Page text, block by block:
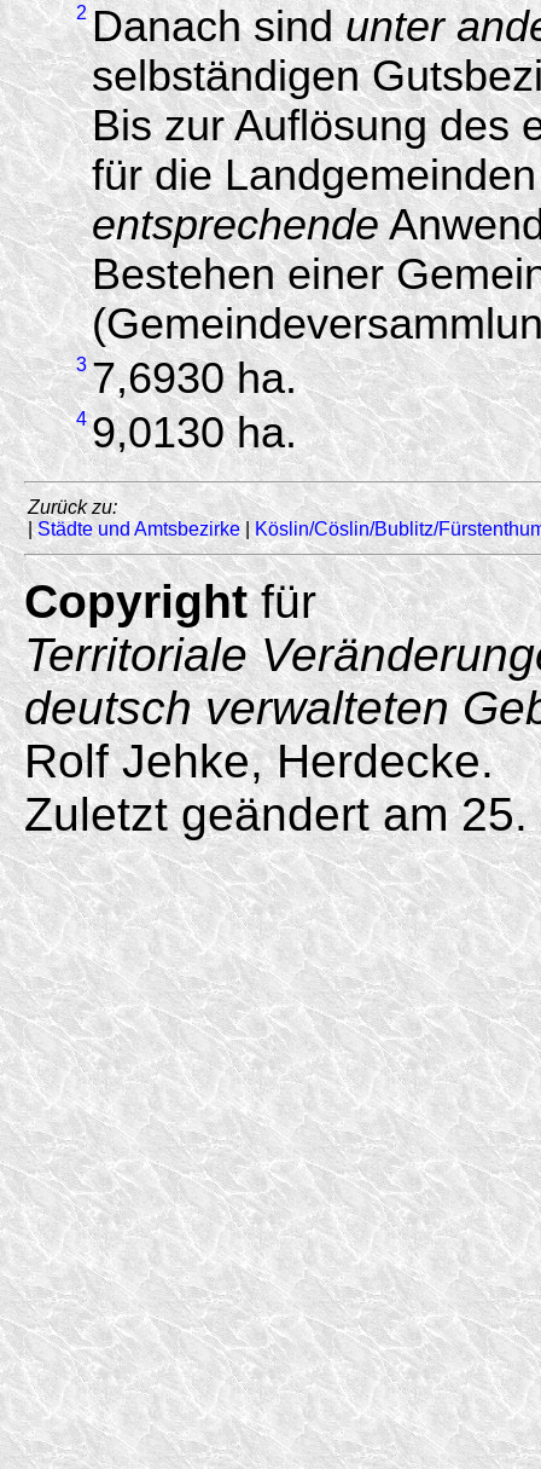
2 Danach sindunter
selbständigen
Bis zur Auflösung des
für die
entsprechende
Bestehen einer
3 7,6930 ha.
4 9,0130 ha.
Zurück zu:
|Städte und Amtsbezirke|Köslin/Cöslin/Bublitz/
Copyrightfür
Territoriale
deutsch verwalteten
Rolf Jehke, Herdecke.
Zuletzt geändert am